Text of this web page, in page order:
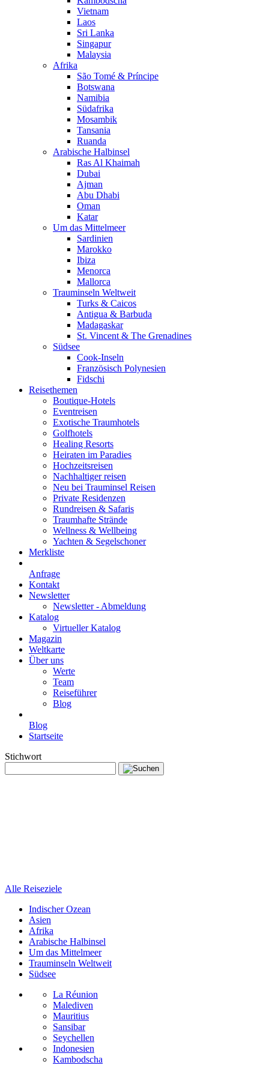
Vietnam
Laos
Sri Lanka
Singapur
Malaysia
Afrika
São Tomé & Príncipe
Botswana
Namibia
Südafrika
Mosambik
Tansania
Ruanda
Arabische Halbinsel
Ras Al Khaimah
Dubai
Ajman
Abu Dhabi
Oman
Katar
Um das Mittelmeer
Sardinien
Marokko
Ibiza
Menorca
Mallorca
Trauminseln Weltweit
Turks & Caicos
Antigua & Barbuda
Madagaskar
St. Vincent & The Grenadines
Südsee
Cook-Inseln
Französisch Polynesien
Fidschi
Reisethemen
Boutique-Hotels
Eventreisen
Exotische Traumhotels
Golfhotels
Healing Resorts
Heiraten im Paradies
Hochzeitsreisen
Nachhaltiger reisen
Neu bei Trauminsel Reisen
Private Residenzen
Rundreisen & Safaris
Traumhafte Strände
Wellness & Wellbeing
Yachten & Segelschoner
Merkliste
Anfrage
Kontakt
Newsletter
Newsletter - Abmeldung
Katalog
Virtueller Katalog
Magazin
Weltkarte
Über uns
Werte
Team
Reiseführer
Blog
Blog
Startseite
Stichwort
Alle Reiseziele
Indischer Ozean
Asien
Afrika
Arabische Halbinsel
Um das Mittelmeer
Trauminseln Weltweit
Südsee
La Réunion
Malediven
Mauritius
Sansibar
Seychellen
Indonesien
Kambodscha